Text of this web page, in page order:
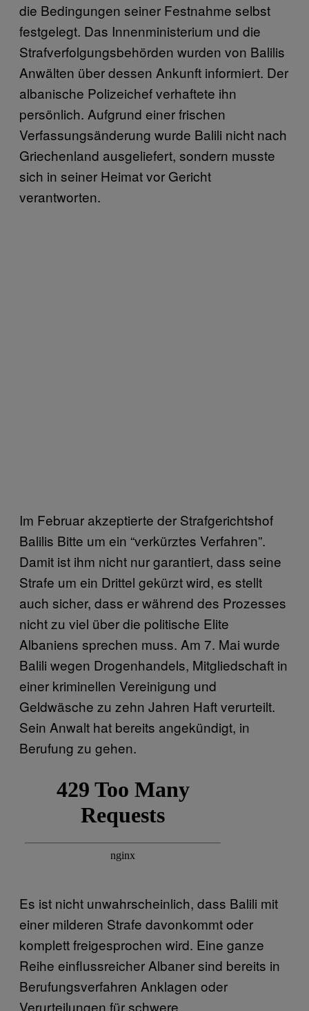
die Bedingungen seiner Festnahme selbst
festgelegt. Das Innenministerium und die
Strafverfolgungsbehörden wurden von Balilis
Anwälten über dessen Ankunft informiert. Der
albanische Polizeichef verhaftete ihn
persönlich. Aufgrund einer frischen
Verfassungsänderung wurde Balili nicht nach
Griechenland ausgeliefert, sondern musste
sich in seiner Heimat vor Gericht
verantworten.
Im Februar akzeptierte der Strafgerichtshof
Balilis Bitte um ein “verkürztes Verfahren”.
Damit ist ihm nicht nur garantiert, dass seine
Strafe um ein Drittel gekürzt wird, es stellt
auch sicher, dass er während des Prozesses
nicht zu viel über die politische Elite
Albaniens sprechen muss. Am 7. Mai wurde
Balili wegen Drogenhandels, Mitgliedschaft in
einer kriminellen Vereinigung und
Geldwäsche zu zehn Jahren Haft verurteilt.
Sein Anwalt hat bereits angekündigt, in
Berufung zu gehen.
Es ist nicht unwahrscheinlich, dass Balili mit
einer milderen Strafe davonkommt oder
komplett freigesprochen wird. Eine ganze
Reihe einflussreicher Albaner sind bereits in
Berufungsverfahren Anklagen oder
Verurteilungen für schwere